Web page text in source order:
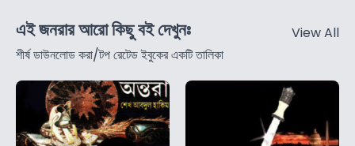
এই জনরার আরো কিছু বই দেখুনঃ
শীর্ষ ডাউনলোড করা/টপ রেটেড ইবুকের একটি তালিকা
View All